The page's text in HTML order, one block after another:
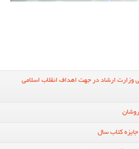
وزارت ارشاد در جهت اهداف انقلاب اسلامی
کتاب‌ سال